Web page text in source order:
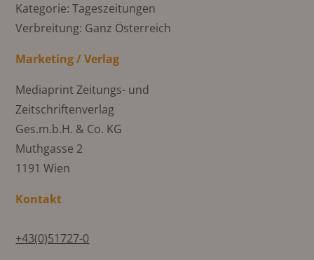
Kategorie: Tageszeitungen
Verbreitung: Ganz Österreich
Marketing / Verlag
Mediaprint Zeitungs- und
Zeitschriftenverlag
Ges.m.b.H. & Co. KG
Muthgasse 2
1191 Wien
Kontakt
+43(0)51727-0